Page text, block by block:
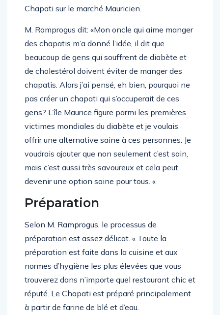
Chapati sur le marché Mauricien.
M. Ramprogus dit: «Mon oncle qui aime manger
des chapatis m’a donné l’idée, il dit que
beaucoup de gens qui souffrent de diabète et
de cholestérol doivent éviter de manger des
chapatis. Alors j’ai pensé, eh bien, pourquoi ne
pas créer un chapati qui s’occuperait de ces
gens? L’île Maurice figure parmi les premières
victimes mondiales du diabète et je voulais
offrir une alternative saine à ces personnes. Je
voudrais ajouter que non seulement c’est sain,
mais c’est aussi très savoureux et cela peut
devenir une option saine pour tous. «
Préparation
Selon M. Ramprogus, le processus de
préparation est assez délicat. « Toute la
préparation est faite dans la cuisine et aux
normes d’hygiène les plus élevées que vous
trouverez dans n’importe quel restaurant chic et
réputé. Le Chapati est préparé principalement
à partir de farine de blé et d’eau.